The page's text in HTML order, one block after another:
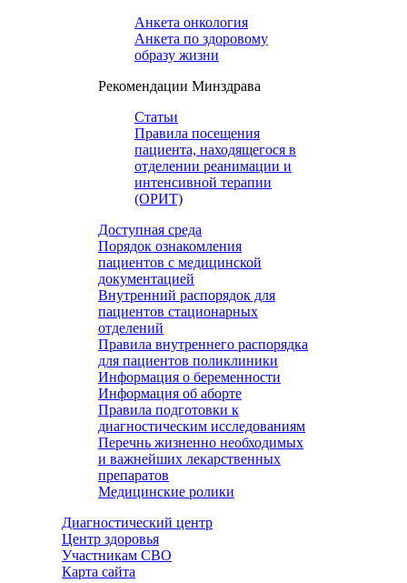
Анкета онкология
Анкета по здоровому
образу жизни
Рекомендации Минздрава
Статьи
Правила посещения
пациента, находящегося в
отделении реанимации и
интенсивной терапии
(ОРИТ)
Доступная среда
Порядок ознакомления
пациентов с медицинской
документацией
Внутренний распорядок для
пациентов стационарных
отделений
Правила внутреннего распорядка
для пациентов поликлиники
Информация о беременности
Информация об аборте
Правила подготовки к
диагностическим исследованиям
Перечнь жизненно необходимых
и важнейших лекарственных
препаратов
Медицинские ролики
Диагностический центр
Центр здоровья
Участникам СВО
Карта сайта